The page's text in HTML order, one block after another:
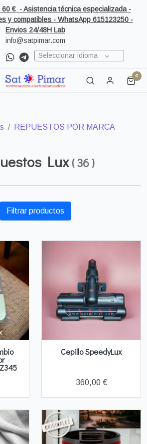
60 € - Asistencia técnica especializada -
y compatibles - WhatsApp 615123250 -
Envios 24/48H Lab
info@satpimar.com
Seleccionar idioma
0
REPUESTOS POR MARCA
Lux (36 )
Filtrar productos
Cepillo SpeedyLux
360,00 €